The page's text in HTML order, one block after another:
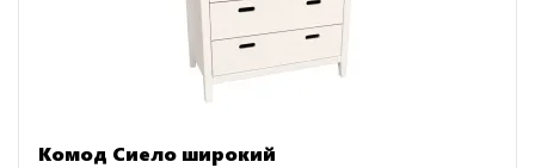
Комод Сиело широкий